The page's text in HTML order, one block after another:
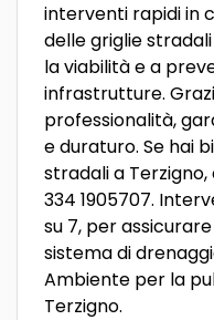
interventi rapidi in
delle griglie
la viabilità e a
infrastrutture.
professionalità,
e duraturo. Se hai
stradali a
334 1905707.
su 7, per
sistema di
Ambiente per la
Terzigno.